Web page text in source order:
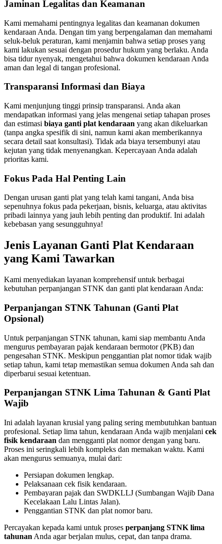
Jaminan Legalitas dan Keamanan
Kami memahami pentingnya legalitas dan keamanan dokumen
kendaraan Anda. Dengan tim yang berpengalaman dan memahami
seluk-beluk peraturan, kami menjamin bahwa setiap proses yang
kami lakukan sesuai dengan prosedur hukum yang berlaku. Anda
bisa tidur nyenyak, mengetahui bahwa dokumen kendaraan Anda
aman dan legal di tangan profesional.
Transparansi Informasi dan Biaya
Kami menjunjung tinggi prinsip transparansi. Anda akan
mendapatkan informasi yang jelas mengenai setiap tahapan proses
dan estimasi biaya ganti plat kendaraan yang akan dikeluarkan
(tanpa angka spesifik di sini, namun kami akan memberikannya
secara detail saat konsultasi). Tidak ada biaya tersembunyi atau
kejutan yang tidak menyenangkan. Kepercayaan Anda adalah
prioritas kami.
Fokus Pada Hal Penting Lain
Dengan urusan ganti plat yang telah kami tangani, Anda bisa
sepenuhnya fokus pada pekerjaan, bisnis, keluarga, atau aktivitas
pribadi lainnya yang jauh lebih penting dan produktif. Ini adalah
kebebasan yang sesungguhnya!
Jenis Layanan Ganti Plat Kendaraan
yang Kami Tawarkan
Kami menyediakan layanan komprehensif untuk berbagai
kebutuhan perpanjangan STNK dan ganti plat kendaraan Anda:
Perpanjangan STNK Tahunan (Ganti Plat
Opsional)
Untuk perpanjangan STNK tahunan, kami siap membantu Anda
mengurus pembayaran pajak kendaraan bermotor (PKB) dan
pengesahan STNK. Meskipun penggantian plat nomor tidak wajib
setiap tahun, kami tetap memastikan semua dokumen Anda sah dan
diperbarui sesuai ketentuan.
Perpanjangan STNK Lima Tahunan & Ganti Plat
Wajib
Ini adalah layanan krusial yang paling sering membutuhkan bantuan
profesional. Setiap lima tahun, kendaraan Anda wajib menjalani cek
fisik kendaraan dan mengganti plat nomor dengan yang baru.
Proses ini seringkali lebih kompleks dan memakan waktu. Kami
akan mengurus semuanya, mulai dari:
Persiapan dokumen lengkap.
Pelaksanaan cek fisik kendaraan.
Pembayaran pajak dan SWDKLLJ (Sumbangan Wajib Dana
Kecelakaan Lalu Lintas Jalan).
Penggantian STNK dan plat nomor baru.
Percayakan kepada kami untuk proses perpanjang STNK lima
tahunan Anda agar berjalan mulus, cepat, dan tanpa drama.